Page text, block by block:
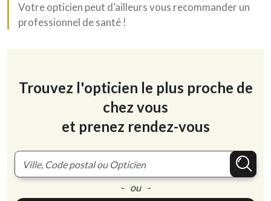
Votre opticien peut d’ailleurs vous recommander un
professionnel de santé !
Trouvez l'opticien le plus proche de
chez vous
et prenez rendez-vous
- ou -